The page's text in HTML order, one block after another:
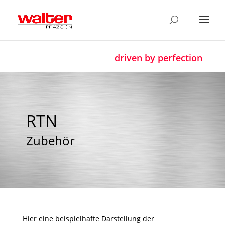
driven by perfection
RTN
Zubehör
Hier eine beispielhafte Darstellung der